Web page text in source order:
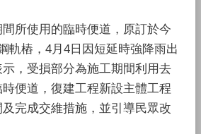
所使用的臨時便道，原訂於今
軌樁，4月4日因短延時強降雨出
，受損部分為施工期間利用去
便道，復建工程新設主體工程
完成交維措施，並引導民眾改